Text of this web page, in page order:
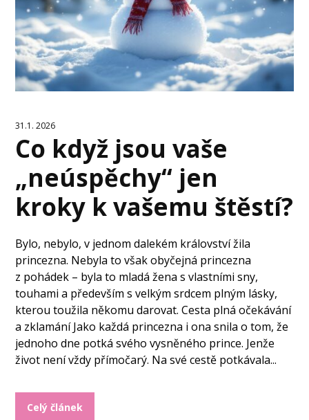
31.1. 2026
Co když jsou vaše
„neúspěchy“ jen
kroky k vašemu štěstí?
Bylo, nebylo, v jednom dalekém království žila
princezna. Nebyla to však obyčejná princezna
z pohádek – byla to mladá žena s vlastními sny,
touhami a především s velkým srdcem plným lásky,
kterou toužila někomu darovat. Cesta plná očekávání
a zklamání Jako každá princezna i ona snila o tom, že
jednoho dne potká svého vysněného prince. Jenže
život není vždy přímočarý. Na své cestě potkávala...
Celý článek